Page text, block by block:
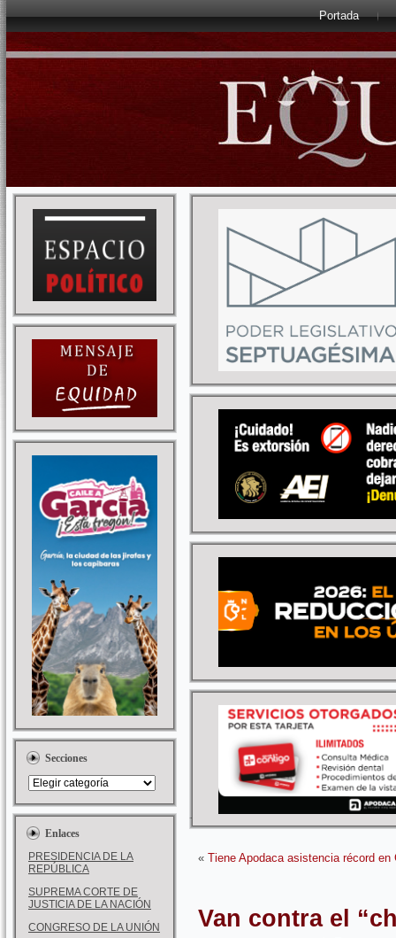
Portada
Secciones
Enlaces
PRESIDENCIA DE LA
REPÚBLICA
SUPREMA CORTE DE
JUSTICIA DE LA NACIÓN
CONGRESO DE LA UNIÓN
« Tiene Apodaca asistencia récord en
Van contra el